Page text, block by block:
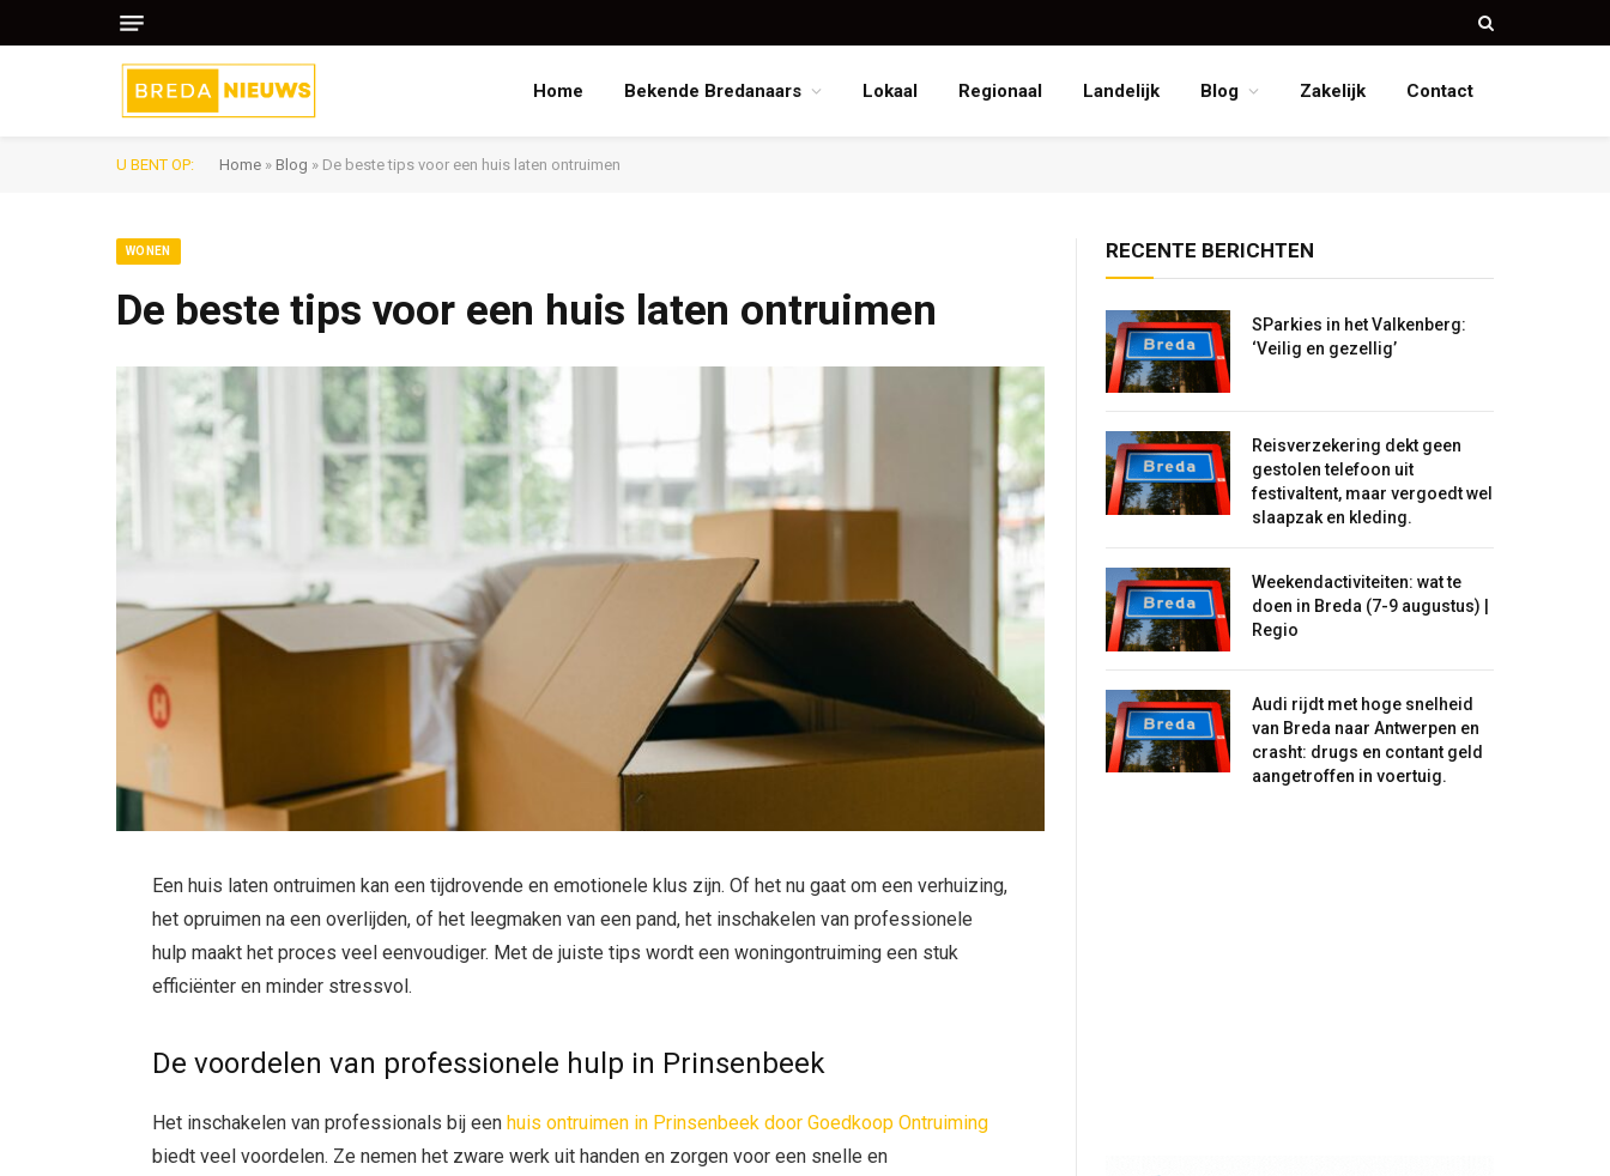
Home Bekende Bredanaars Lokaal Regionaal Landelijk Blog Zakelijk Contact
U BENT OP: Home » Blog » De beste tips voor een huis laten ontruimen
WONEN
De beste tips voor een huis laten ontruimen
Een huis laten ontruimen kan een tijdrovende en emotionele klus zijn. Of het nu gaat om een verhuizing,
het opruimen na een overlijden, of het leegmaken van een pand, het inschakelen van professionele
hulp maakt het proces veel eenvoudiger. Met de juiste tips wordt een woningontruiming een stuk
efficiënter en minder stressvol.
De voordelen van professionele hulp in Prinsenbeek
Het inschakelen van professionals bij eenhuis ontruimen in Prinsenbeek door Goedkoop Ontruiming
biedt veel voordelen. Ze nemen het zware werk uit handen en zorgen voor een snelle en
RECENTE BERICHTEN
SParkies in het Valkenberg:
‘Veilig en gezellig’
Reisverzekering dekt geen
gestolen telefoon uit
festivaltent, maar vergoedt wel
slaapzak en kleding.
Weekendactiviteiten: wat te
doen in Breda (7-9 augustus) |
Regio
Audi rijdt met hoge snelheid
van Breda naar Antwerpen en
crasht: drugs en contant geld
aangetroffen in voertuig.